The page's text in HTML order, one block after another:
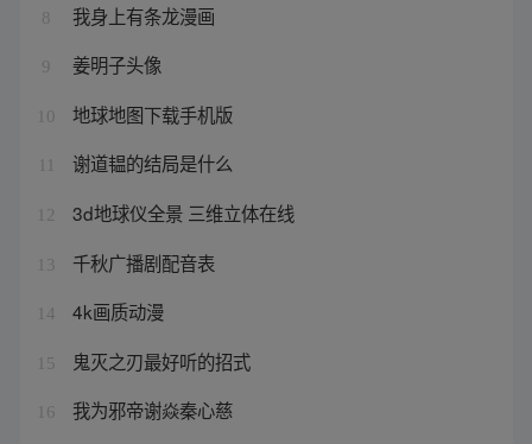
8 我身上有条龙漫画
9 姜明子头像
10 地球地图下载手机版
谢道韫的结局是什么
12 3d地球仪全景 三维立体在线
13 千秋广播剧配音表
14 4k画质动漫
15 鬼灭之刃最好听的招式
16 我为邪帝谢焱秦心慈